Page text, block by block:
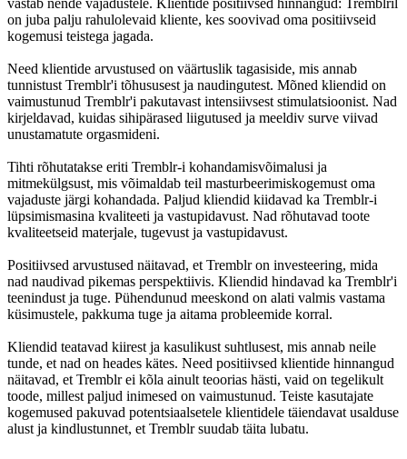
vastab nende vajadustele. Klientide positiivsed hinnangud: Tremblril
on juba palju rahulolevaid kliente, kes soovivad oma positiivseid
kogemusi teistega jagada.
Need klientide arvustused on väärtuslik tagasiside, mis annab
tunnistust Tremblr'i tõhususest ja naudingutest. Mõned kliendid on
vaimustunud Tremblr'i pakutavast intensiivsest stimulatsioonist. Nad
kirjeldavad, kuidas sihipärased liigutused ja meeldiv surve viivad
unustamatute orgasmideni.
Tihti rõhutatakse eriti Tremblr-i kohandamisvõimalusi ja
mitmekülgsust, mis võimaldab teil masturbeerimiskogemust oma
vajaduste järgi kohandada. Paljud kliendid kiidavad ka Tremblr-i
lüpsimismasina kvaliteeti ja vastupidavust. Nad rõhutavad toote
kvaliteetseid materjale, tugevust ja vastupidavust.
Positiivsed arvustused näitavad, et Tremblr on investeering, mida
nad naudivad pikemas perspektiivis. Kliendid hindavad ka Tremblr'i
teenindust ja tuge. Pühendunud meeskond on alati valmis vastama
küsimustele, pakkuma tuge ja aitama probleemide korral.
Kliendid teatavad kiirest ja kasulikust suhtlusest, mis annab neile
tunde, et nad on heades kätes. Need positiivsed klientide hinnangud
näitavad, et Tremblr ei kõla ainult teoorias hästi, vaid on tegelikult
toode, millest paljud inimesed on vaimustunud. Teiste kasutajate
kogemused pakuvad potentsiaalsetele klientidele täiendavat usalduse
alust ja kindlustunnet, et Tremblr suudab täita lubatu.